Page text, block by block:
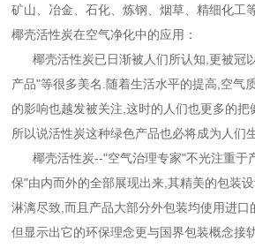
矿山、冶金、石化、炼钢、烟草、精细化工
椰壳活性炭在空气净化中的应用：
椰壳活性炭已日渐被人们所认知,更被冠
产品"等很多美名.随着生活水平的提高,空气
的影响也越发被关注,这时的人们也更多的把
所以说活性炭这种绿色产品也必将成为人们
椰壳活性炭--"空气治理专家"不光注重于
保"由内而外的全部展现出来,其精美的包装
淋漓尽致,而且产品大部分外包装均使用进口
但显示出它的环保理念更与国界包装概念接